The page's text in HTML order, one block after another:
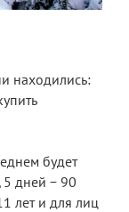
находились:
будет
5 дней − 90
лет и для лиц